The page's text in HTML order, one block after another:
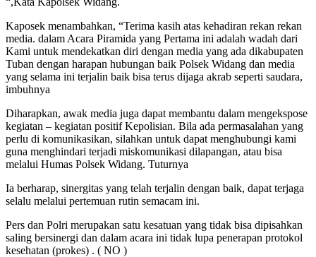
Kaposek menambahkan, “Terima kasih atas kehadiran rekan rekan
media. dalam Acara Piramida yang Pertama ini adalah wadah dari
Kami untuk mendekatkan diri dengan media yang ada dikabupaten
Tuban dengan harapan hubungan baik Polsek Widang dan media
yang selama ini terjalin baik bisa terus dijaga akrab seperti saudara,
imbuhnya
Diharapkan, awak media juga dapat membantu dalam mengekspose
kegiatan – kegiatan positif Kepolisian. Bila ada permasalahan yang
perlu di komunikasikan, silahkan untuk dapat menghubungi kami
guna menghindari terjadi miskomunikasi dilapangan, atau bisa
melalui Humas Polsek Widang. Tuturnya
Ia berharap, sinergitas yang telah terjalin dengan baik, dapat terjaga
selalu melalui pertemuan rutin semacam ini.
Pers dan Polri merupakan satu kesatuan yang tidak bisa dipisahkan
saling bersinergi dan dalam acara ini tidak lupa penerapan protokol
kesehatan (prokes) . ( NO )